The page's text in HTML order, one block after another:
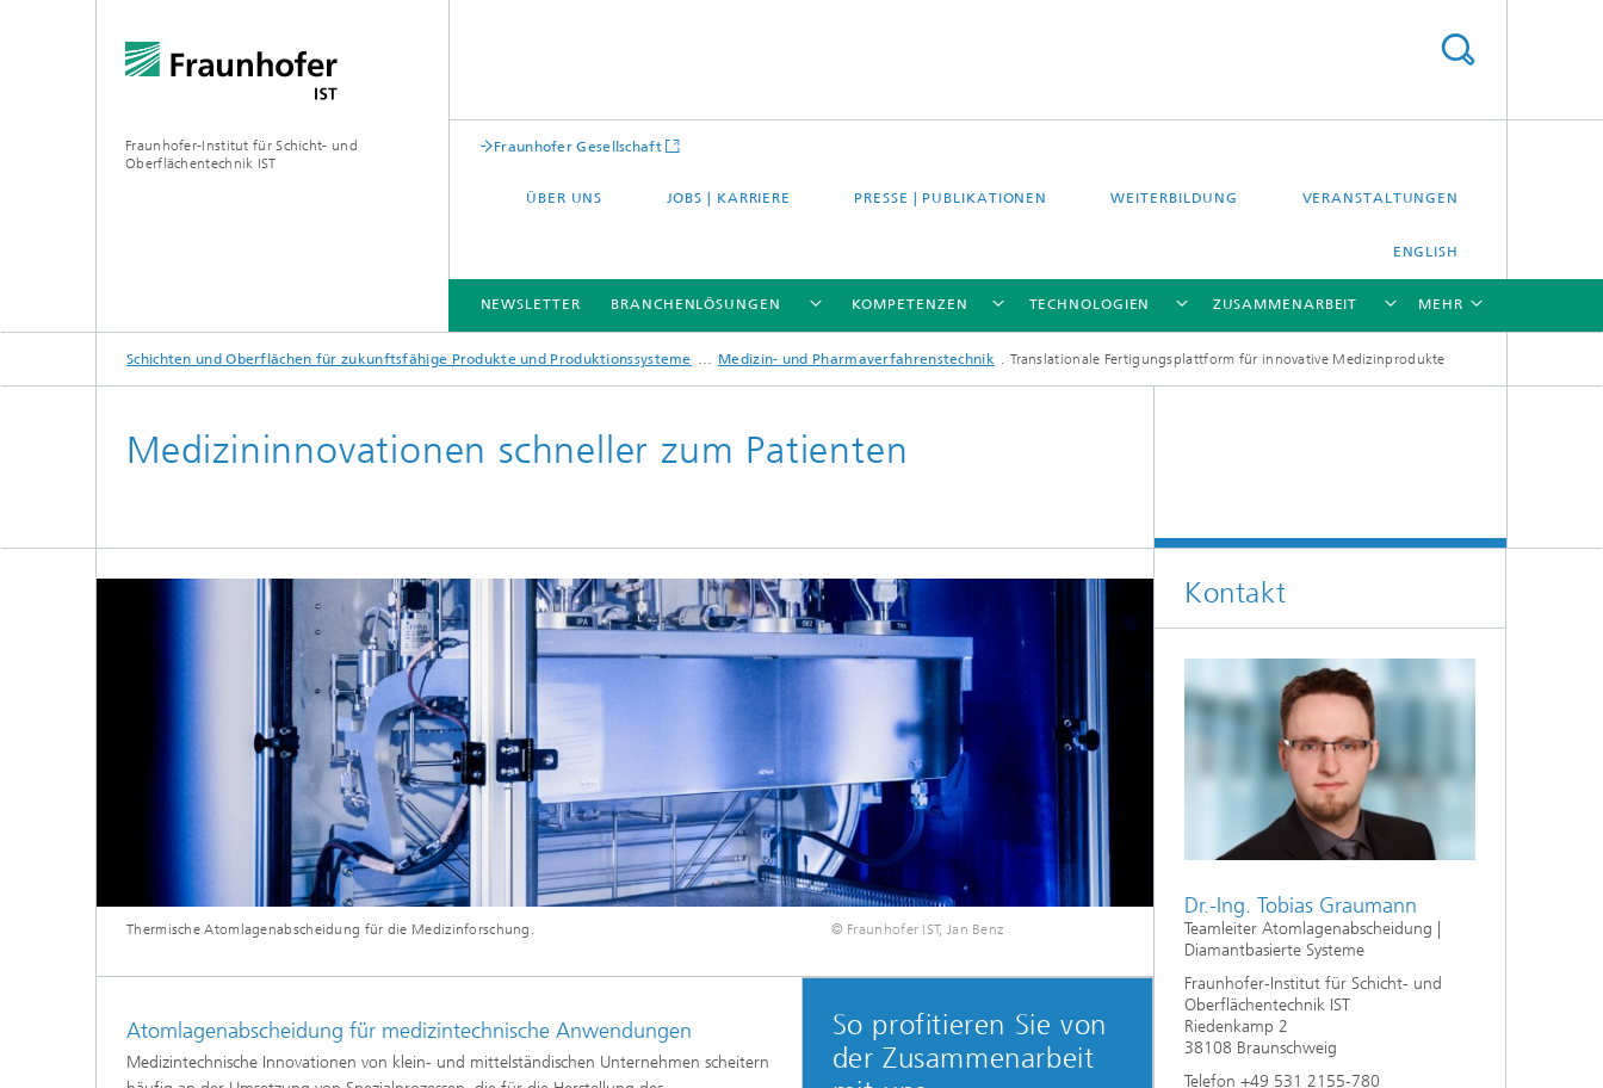
Fraunhofer-Institut für Schicht- und
Oberflächentechnik IST
Fraunhofer Gesellschaft
ÜBER UNS JOBS | KARRIERE PRESSE | PUBLIKATIONEN WEITERBILDUNG VERANSTALTUNGEN
ENGLISH
NEWSLETTER BRANCHENLÖSUNGEN
BRANCHENLÖSUNGEN
KOMPETENZEN
KOMPETENZEN
TECHNOLOGIEN
TECHNOLOGIEN
ZUSAMMENARBEIT
ZUSAMMENARBEIT
MEHR
Schichten und Oberflächen für zukunftsfähige Produkte und Produktionssysteme Medizin- und Pharmaverfahrenstechnik Translationale Fertigungsplattform für innovative Medizinprodukte
Medizininnovationen schneller zum Patienten
© Fraunhofer IST, Jan Benz
Thermische Atomlagenabscheidung für die Medizinforschung.
Atomlagenabscheidung für medizintechnische Anwendungen
Medizintechnische Innovationen von klein- und mittelständischen Unternehmen scheitern
So profitieren Sie von
der Zusammenarbeit
Kontakt
Dr.-Ing. Tobias Graumann
Teamleiter Atomlagenabscheidung |
Diamantbasierte Systeme
Fraunhofer-Institut für Schicht- und
Oberflächentechnik IST
Riedenkamp 2
38108 Braunschweig
Telefon +49 531 2155-780